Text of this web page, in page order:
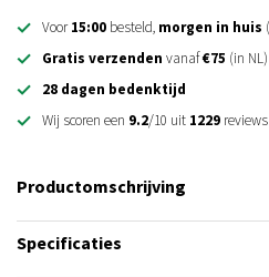
Voor15:00 besteld, morgen in huis
Gratis verzenden vanaf€75 (in NL)
28 dagen bedenktijd
Wij scoren een 9.2/10 uit 1229 reviews
Productomschrijving
Specificaties